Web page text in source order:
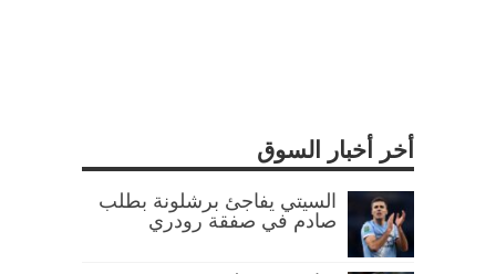
أخر أخبار السوق
السيتي يفاجئ برشلونة بطلب
صادم في صفقة رودري